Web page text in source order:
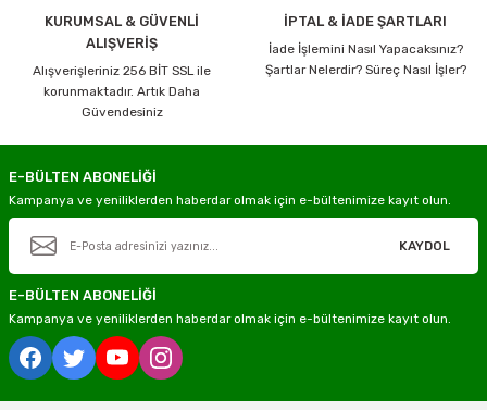
KURUMSAL & GÜVENLİ
ALIŞVERİŞ
Alışverişleriniz 256 BİT SSL ile
korunmaktadır. Artık Daha
Güvendesiniz
İPTAL & İADE ŞARTLARI
İade İşlemini Nasıl Yapacaksınız?
Şartlar Nelerdir? Süreç Nasıl İşler?
E-BÜLTEN ABONELİĞİ
Kampanya ve yeniliklerden haberdar olmak için e-bültenimize kayıt olun.
KAYDOL
E-BÜLTEN ABONELİĞİ
Kampanya ve yeniliklerden haberdar olmak için e-bültenimize kayıt olun.